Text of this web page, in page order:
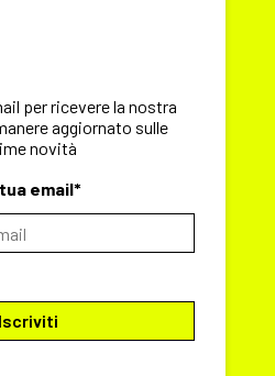
per ricevere la nostra
aggiornato sulle
novità
email*